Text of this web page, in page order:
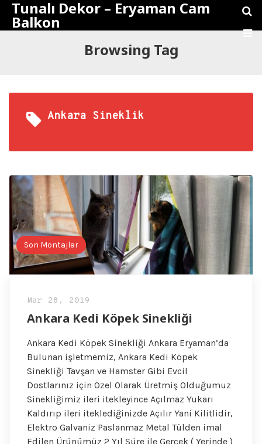
Tunalı Dekor – Eryaman Cam
Balkon
Browsing Tag
Ankara Sineklik
Son Montajlar
Mar 28, 2019
Ankara Kedi Köpek Sinekliği
Ankara Kedi Köpek Sinekliği Ankara Eryaman’da
Bulunan işletmemiz, Ankara Kedi Köpek
Sinekliği Tavşan ve Hamster Gibi Evcil
Dostlarınız için Özel Olarak Üretmiş Olduğumuz
Sinekliğimiz ileri itekleyince Açılmaz Yukarı
Kaldırıp ileri iteklediğinizde Açılır Yani Kilitlidir,
Elektro Galvaniz Paslanmaz Metal Tülden imal
Edilen Ürünümüz 2 Yıl Süre ile Gerçek ( Yerinde )